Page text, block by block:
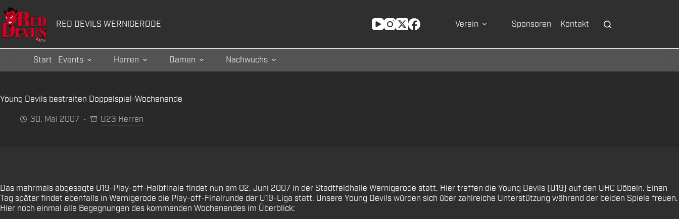
Zum
Inhalt
springen
RED DEVILS WERNIGERODE Verein Sponsoren Kontakt
Start Events Herren Damen Nachwuchs
Young Devils bestreiten Doppelspiel-Wochenende
30. Mai 2007
U23 Herren
Das mehrmals abgesagte U19-Play-off-Halbfinale findet nun am 02. Juni 2007 in der Stadtfeldhalle Wernigerode statt. Hier treffen die Young Devils (U19) auf den UHC Döbeln. Einen
Tag später findet ebenfalls in Wernigerode die Play-off-Finalrunde der U19-Liga statt. Unsere Young Devils würden sich über zahlreiche Unterstützung während der beiden Spiele freuen.
Hier noch einmal alle Begegnungen des kommenden Wochenendes im Überblick: